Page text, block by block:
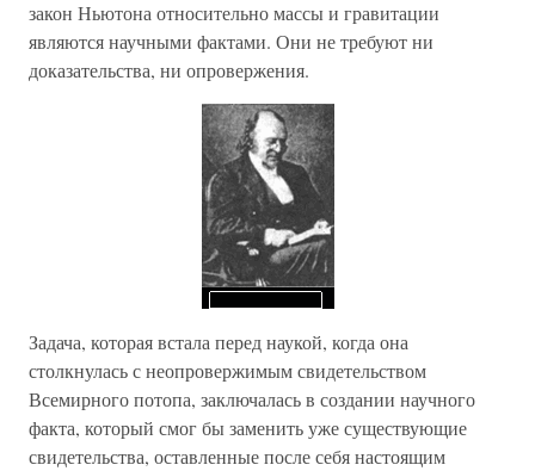
закон Ньютона относительно массы и гравитации
являются научными фактами. Они не требуют ни
доказательства, ни опровержения.
Задача, которая встала перед наукой, когда она
столкнулась с неопровержимым свидетельством
Всемирного потопа, заключалась в создании научного
факта, который смог бы заменить уже существующие
свидетельства, оставленные после себя настоящим